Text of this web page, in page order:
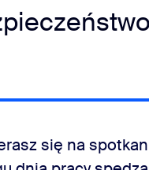
się na